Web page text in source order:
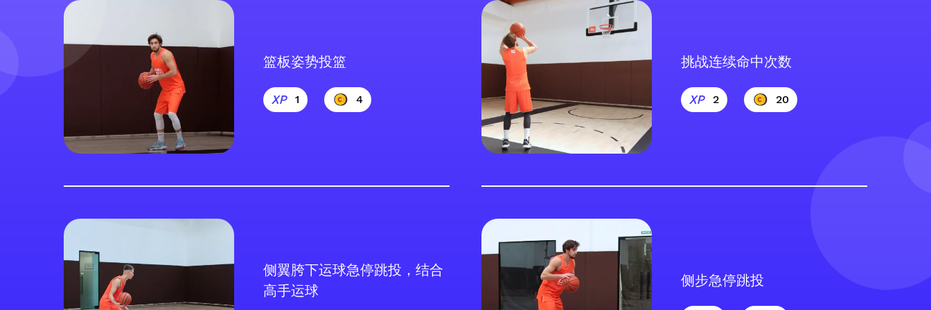
篮板姿势投篮
1 4
挑战连续命中次数
2 20
侧翼胯下运球急停跳投，结合
高手运球
侧步急停跳投